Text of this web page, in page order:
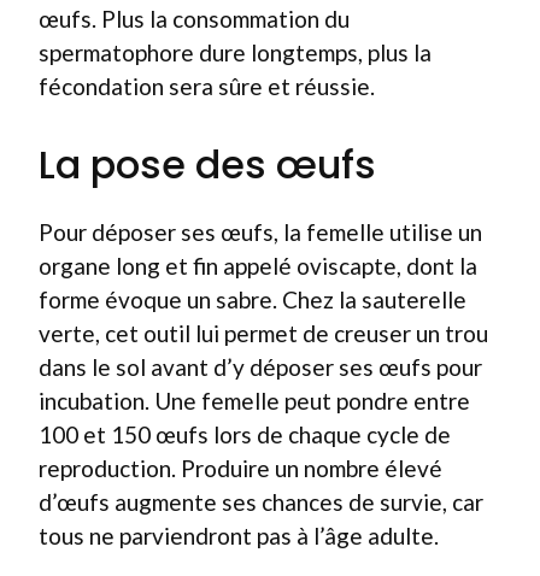
œufs. Plus la consommation du
spermatophore dure longtemps, plus la
fécondation sera sûre et réussie.
La pose des œufs
Pour déposer ses œufs, la femelle utilise un
organe long et fin appelé oviscapte, dont la
forme évoque un sabre. Chez la sauterelle
verte, cet outil lui permet de creuser un trou
dans le sol avant d’y déposer ses œufs pour
incubation. Une femelle peut pondre entre
100 et 150 œufs lors de chaque cycle de
reproduction. Produire un nombre élevé
d’œufs augmente ses chances de survie, car
tous ne parviendront pas à l’âge adulte.